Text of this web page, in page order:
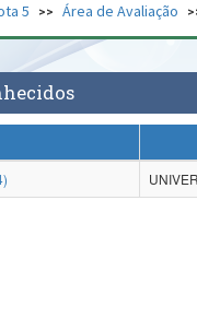
de Segurança
5 Área de Avaliação